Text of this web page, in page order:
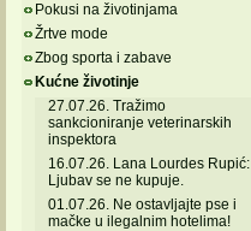
Pokusi na životinjama
Žrtve mode
Zbog sporta i zabave
Kućne životinje
27.07.26. Tražimo
sankcioniranje veterinarskih
inspektora
16.07.26. Lana Lourdes Rupić:
Ljubav se ne kupuje.
01.07.26. Ne ostavljajte pse i
mačke u ilegalnim hotelima!